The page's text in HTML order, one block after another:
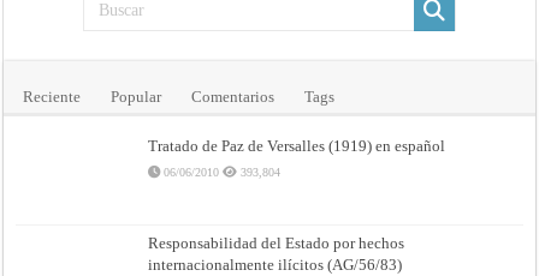
Reciente Popular Comentarios Tags
Tratado de Paz de Versalles (1919) en español
06/06/2010 393,804
Responsabilidad del Estado por hechos
internacionalmente ilícitos (AG/56/83)